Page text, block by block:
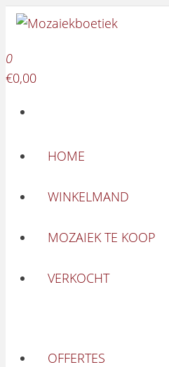
Ga naar de inhoud
0
€0,00
HOME
WINKELMAND
MOZAIEK TE KOOP
VERKOCHT
OFFERTES